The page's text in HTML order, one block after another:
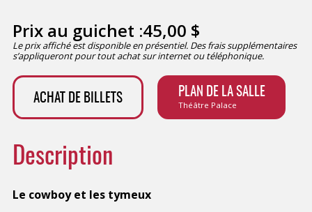
Prix au guichet :45,00 $
Le prix affiché est disponible en présentiel. Des frais supplémentaires
s’appliqueront pour tout achat sur internet ou téléphonique.
ACHAT DE BILLETS PLAN DE LA SALLE
Théâtre Palace
Description
Le cowboy et les tymeux